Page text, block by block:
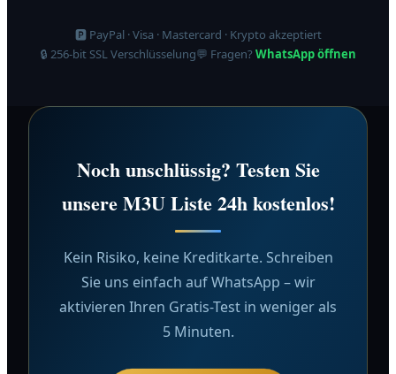
🅿️ PayPal · Visa · Mastercard · Krypto akzeptiert
🔒 256-bit SSL Verschlüsselung💬 Fragen? WhatsApp öffnen
Noch unschlüssig? Testen Sie
unsere M3U Liste 24h kostenlos!
Kein Risiko, keine Kreditkarte. Schreiben
Sie uns einfach auf WhatsApp – wir
aktivieren Ihren Gratis-Test in weniger als
5 Minuten.